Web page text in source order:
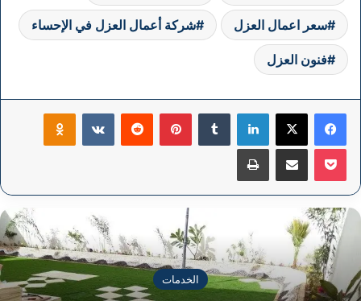
سعر اعمال العزل شركة أعمال العزل في الإحساء
فنون العزل
فيسبوك ‫X لينكدإن بينتيريست
‫Pocket مشاركة عبر البريد طباعة
الخدمات